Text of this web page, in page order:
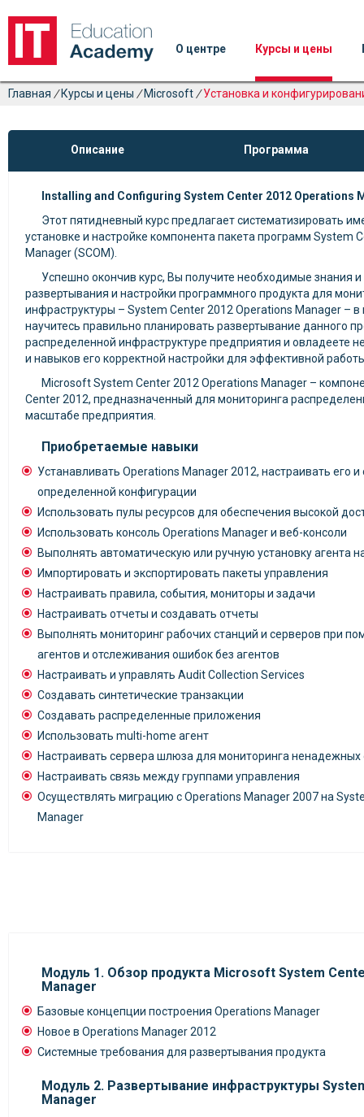
О центре Курсы и цены
Главная / Курсы и цены / Microsoft / Установка и
Описание Программа
Installing and Configuring System Center 2012 Operations
Этот пятидневный курс предлагает систематизировать
установке и настройке компонента пакета программ System
Manager (SCOM).
Успешно окончив курс, Вы получите необходимые знания
развертывания и настройки программного продукта для
инфраструктуры – System Center 2012 Operations Manager –
научитесь правильно планировать развертывание данного
распределенной инфраструктуре предприятия и овладеете
и навыков его корректной настройки для эффективной
Microsoft System Center 2012 Operations Manager –
Center 2012, предназначенный для мониторинга
масштабе предприятия.
Приобретаемые навыки
Устанавливать Operations Manager 2012, настраивать его
определенной конфигурации
Использовать пулы ресурсов для обеспечения высокой
Использовать консоль Operations Manager и веб-консоли
Выполнять автоматическую или ручную установку агента
Импортировать и экспортировать пакеты управления
Настраивать правила, события, мониторы и задачи
Настраивать отчеты и создавать отчеты
Выполнять мониторинг рабочих станций и серверов при
агентов и отслеживания ошибок без агентов
Настраивать и управлять Audit Collection Services
Создавать синтетические транзакции
Создавать распределенные приложения
Использовать multi-home агент
Настраивать сервера шлюза для мониторинга ненадежных
Настраивать связь между группами управления
Осуществлять миграцию с Operations Manager 2007 на
Manager
Модуль 1. Обзор продукта Microsoft System
Manager
Базовые концепции построения Operations Manager
Новое в Operations Manager 2012
Системные требования для развертывания продукта
Модуль 2. Развертывание инфраструктуры
Manager